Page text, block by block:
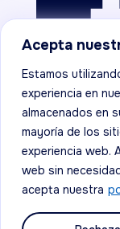
Acepta
Estamos
experiencia en
almacenados en
mayoría de los
experiencia web.
web sin
acepta nuestra